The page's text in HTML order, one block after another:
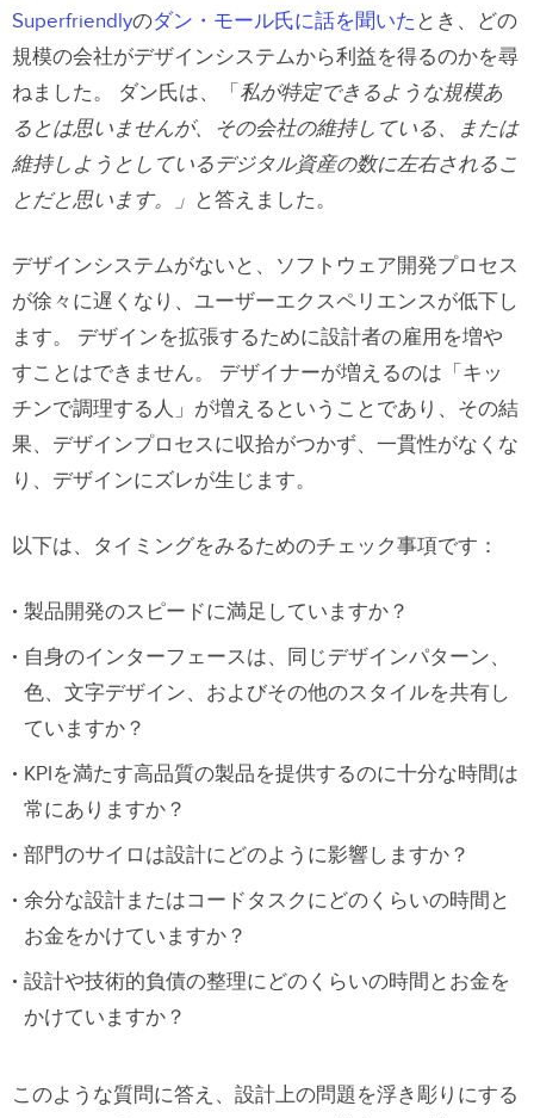
Superfriendlyのダン・モール氏に話を聞いた とき、どの
規模の会社がデザインシステムから利益を得るのかを尋
ねました。 ダン氏は、「 私が特定できるような規模あ
るとは思いませんが、その会社の維持している、または
維持しようとしているデジタル資産の数に左右されるこ
とだと思います。」 と答えました。
デザインシステムがないと、ソフトウェア開発プロセス
が徐々に遅くなり、ユーザーエクスペリエンスが低下し
ます。 デザインを拡張するために設計者の雇用を増や
すことはできません。 デザイナーが増えるのは「キッ
チンで調理する人」が増えるということであり、その結
果、デザインプロセスに収拾がつかず、一貫性がなくな
り、デザインにズレが生じます。
以下は、タイミングをみるためのチェック事項です：
製品開発のスピードに満足していますか？
自身のインターフェースは、同じデザインパターン、
色、文字デザイン、およびその他のスタイルを共有し
ていますか？
KPIを満たす高品質の製品を提供するのに十分な時間は
常にありますか？
部門のサイロは設計にどのように影響しますか？
余分な設計またはコードタスクにどのくらいの時間と
お金をかけていますか？
設計や技術的負債の整理にどのくらいの時間とお金を
かけていますか？
このような質問に答え、設計上の問題を浮き彫りにする